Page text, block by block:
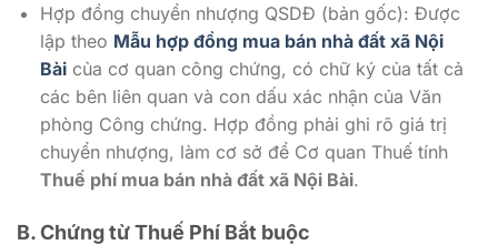
Hợp đồng chuyển nhượng QSDĐ (bản gốc): Được
lập theo Mẫu hợp đồng mua bán nhà đất xã Nội
Bàicủa cơ quan công chứng, có chữ ký của tất cả
các bên liên quan và con dấu xác nhận của Văn
phòng Công chứng. Hợp đồng phải ghi rõ giá trị
chuyển nhượng, làm cơ sở để Cơ quan Thuế tính
Thuế phí mua bán nhà đất xã Nội Bài.
B. Chứng từ Thuế Phí Bắt buộc